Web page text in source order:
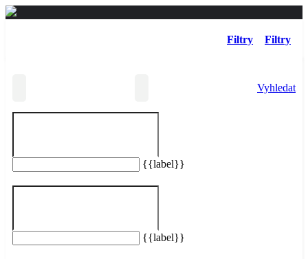
Filtry Filtry
{{label}}
{{label}}
Vyhledat
Vašemu hledání neodpovídají žádné taxi služby.